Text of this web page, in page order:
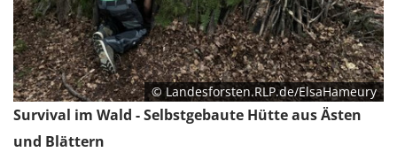
© Landesforsten.RLP.de/ElsaHameury
Survival im Wald - Selbstgebaute Hütte aus Ästen
und Blättern